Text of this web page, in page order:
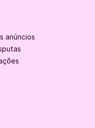
anúncios